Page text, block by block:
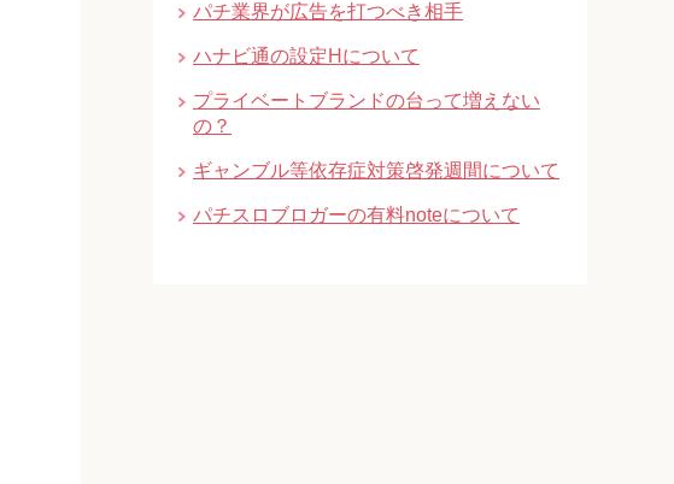
パチ業界が広告を打つべき相手
ハナビ通の設定Hについて
プライベートブランドの台って増えない
の？
ギャンブル等依存症対策啓発週間について
パチスロブロガーの有料noteについて